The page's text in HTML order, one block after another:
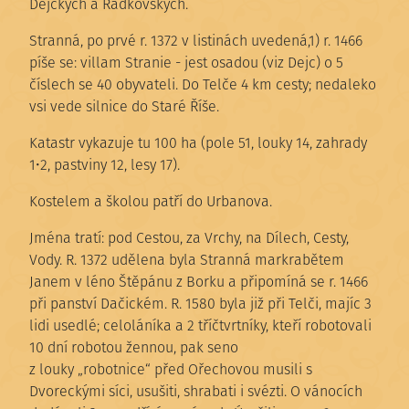
Stranná, po prvé r. 1372 v listinách uvedená,1) r. 1466
píše se: villam Stranie - jest osadou (viz Dejc) o 5
číslech se 40 obyvateli. Do Telče 4 km cesty; nedaleko
vsi vede silnice do Staré Říše.
Katastr vykazuje tu 100 ha (pole 51, louky 14, zahrady
1•2, pastviny 12, lesy 17).
Kostelem a školou patří do Urbanova.
Jména tratí: pod Cestou, za Vrchy, na Dílech, Cesty,
Vody. R. 1372 udělena byla Stranná markrabětem
Janem v léno Štěpánu z Borku a připomíná se r. 1466
při panství Dačickém. R. 1580 byla již při Telči, majíc 3
lidi usedlé; celoláníka a 2 tříčtvrtníky, kteří robotovali
10 dní robotou žennou, pak seno
z louky „robotnice“ před Ořechovou musili s
Dvoreckými síci, usušiti, shrabati i svézti. O vánocích